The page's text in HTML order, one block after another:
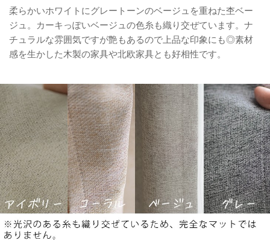
柔らかいホワイトにグレートーンのベージュを重ねた杢ベー
ジュ。カーキっぽいベージュの色糸も織り交ぜています。ナ
チュラルな雰囲気ですが艶もあるので上品な印象にも◎素材
感を生かした木製の家具や北欧家具とも好相性です。